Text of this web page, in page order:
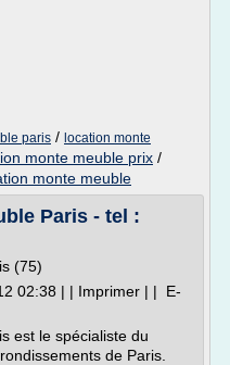
paris / location monte
monte meuble prix /
monte meuble
Paris - tel :
(75)
02:38 | | Imprimer | | E-
est le spécialiste du
de Paris.